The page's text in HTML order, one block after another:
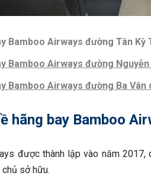
Bamboo Airways đường Tân Kỳ
Bamboo Airways đường
Bamboo Airways đường Ba Vân
hãng bay Bamboo
được thành lập vào năm
sở hữu.